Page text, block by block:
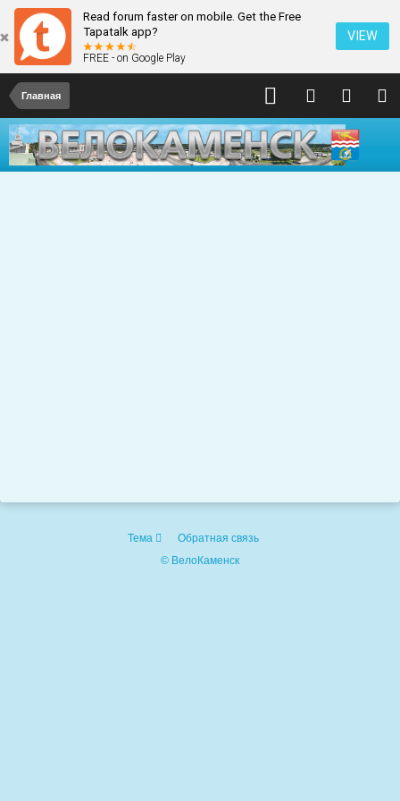
Read forum faster on mobile. Get the Free
Tapatalk app?
FREE - on Google Play
VIEW
Главная
Тема
Обратная связь
© ВелоКаменск